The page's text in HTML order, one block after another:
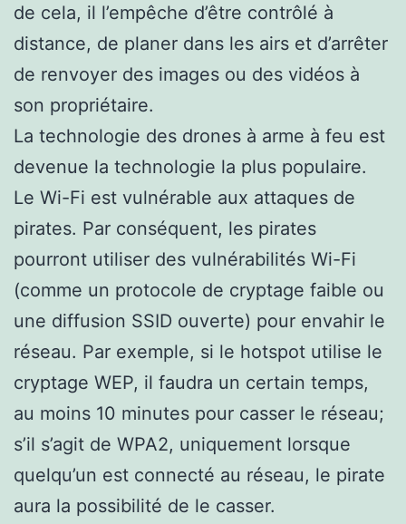
de cela, il l’empêche d’être contrôlé à
distance, de planer dans les airs et d’arrêter
de renvoyer des images ou des vidéos à
son propriétaire.
La technologie des drones à arme à feu est
devenue la technologie la plus populaire.
Le Wi-Fi est vulnérable aux attaques de
pirates. Par conséquent, les pirates
pourront utiliser des vulnérabilités Wi-Fi
(comme un protocole de cryptage faible ou
une diffusion SSID ouverte) pour envahir le
réseau. Par exemple, si le hotspot utilise le
cryptage WEP, il faudra un certain temps,
au moins 10 minutes pour casser le réseau;
s’il s’agit de WPA2, uniquement lorsque
quelqu’un est connecté au réseau, le pirate
aura la possibilité de le casser.